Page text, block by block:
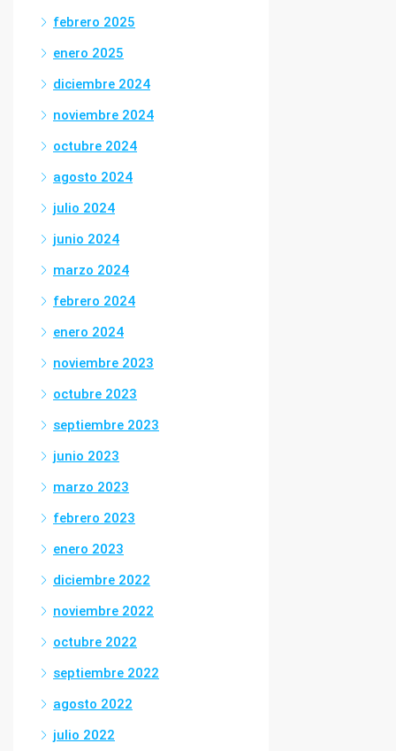
febrero 2025
enero 2025
diciembre 2024
noviembre 2024
octubre 2024
agosto 2024
julio 2024
junio 2024
marzo 2024
febrero 2024
enero 2024
noviembre 2023
octubre 2023
septiembre 2023
junio 2023
marzo 2023
febrero 2023
enero 2023
diciembre 2022
noviembre 2022
octubre 2022
septiembre 2022
agosto 2022
julio 2022